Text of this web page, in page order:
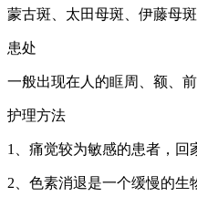
蒙古斑、太田母斑、伊藤母
患处
一般出现在人的眶周、额、
护理方法
1、痛觉较为敏感的患者，回
2、色素消退是一个缓慢的生